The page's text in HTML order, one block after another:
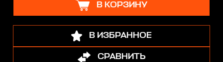
В КОРЗИНУ
В ИЗБРАННОЕ
СРАВНИТЬ